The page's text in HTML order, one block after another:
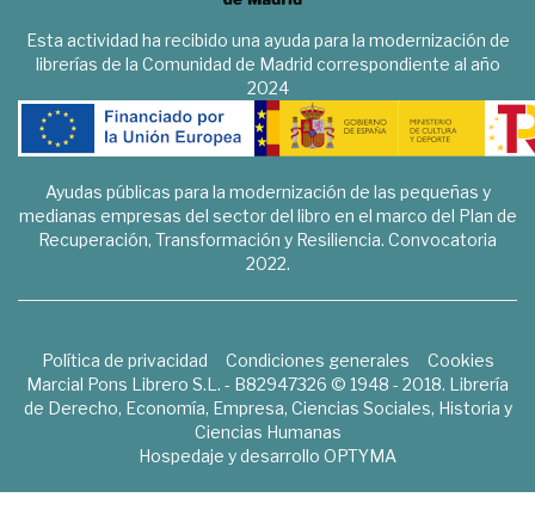
Esta actividad ha recibido una ayuda para la modernización de
librerías de la Comunidad de Madrid correspondiente al año
2024
Ayudas públicas para la modernización de las pequeñas y
medianas empresas del sector del libro en el marco del Plan de
Recuperación, Transformación y Resiliencia. Convocatoria
2022.
Política de privacidad Condiciones generales
Cookies
Marcial Pons Librero S.L. - B82947326 © 1948 - 2018. Librería
de Derecho, Economía, Empresa, Ciencias Sociales, Historia y
Ciencias Humanas
Hospedaje y desarrollo OPTYMA